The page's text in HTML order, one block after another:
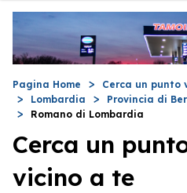
Pagina Home
Cerca un punto
Lombardia
Provincia di
Romano di Lombardia
Cerca un
vicino a te